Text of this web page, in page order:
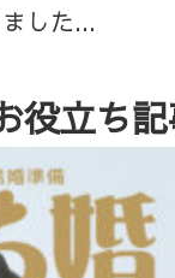
した...
役立ち